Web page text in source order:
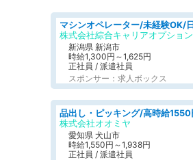
株式会社綜合キャリアオプション
新潟県 新潟市
時給1,300円～1,625円
正社員 / 派遣社員
スポンサー：求人ボックス
株式会社オオミヤ
愛知県 犬山市
時給1,550円～1,938円
正社員 / 派遣社員